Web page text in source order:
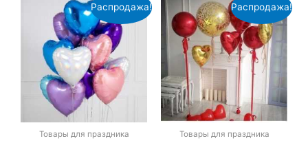
Распродажа!
Товары для праздника
Распродажа!
Товары для праздника